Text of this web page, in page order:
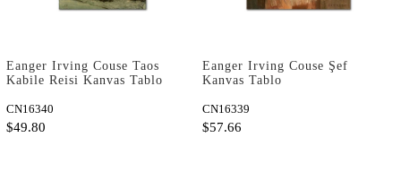
Eanger Irving Couse Taos
Kabile Reisi Kanvas Tablo
CN16340
$49.80
Eanger Irving Couse Şef
Kanvas Tablo
CN16339
$57.66